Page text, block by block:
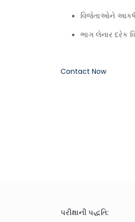
વિજેતાઓને
ભાગ લેનાર દરેક
Contact Now
પરીક્ષાની પદ્ધતિ: